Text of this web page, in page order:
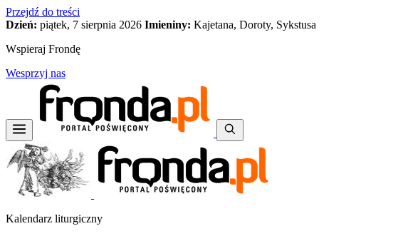
Przejdź do treści
Dzień: piątek, 7 sierpnia 2026 Imieniny: Kajetana, Doroty, Sykstusa
Wspieraj Frondę
Wesprzyj nas
Kalendarz liturgiczny